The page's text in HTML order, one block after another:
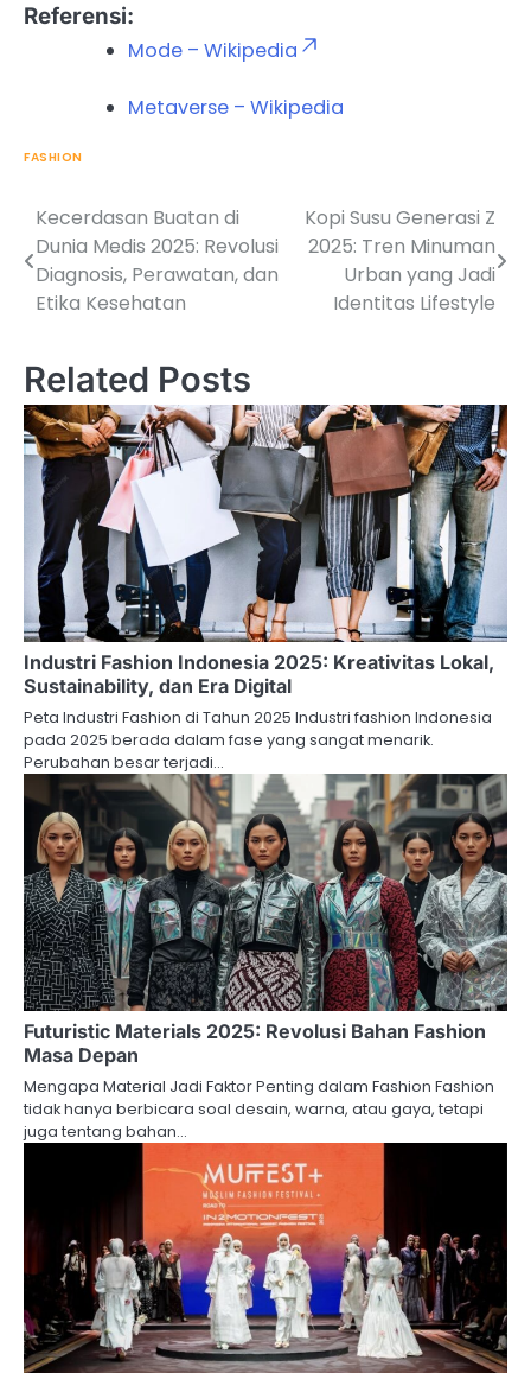
Referensi:
Mode – Wikipedia
Metaverse – Wikipedia
FASHION
Post
navigation
Kecerdasan Buatan di
Dunia Medis 2025: Revolusi
Diagnosis, Perawatan, dan
Etika Kesehatan
Kopi Susu Generasi Z
2025: Tren Minuman
Urban yang Jadi
Identitas Lifestyle
Related Posts
Industri Fashion Indonesia 2025: Kreativitas Lokal,
Sustainability, dan Era Digital
Peta Industri Fashion di Tahun 2025 Industri fashion Indonesia
pada 2025 berada dalam fase yang sangat menarik.
Perubahan besar terjadi…
Futuristic Materials 2025: Revolusi Bahan Fashion
Masa Depan
Mengapa Material Jadi Faktor Penting dalam Fashion Fashion
tidak hanya berbicara soal desain, warna, atau gaya, tetapi
juga tentang bahan…